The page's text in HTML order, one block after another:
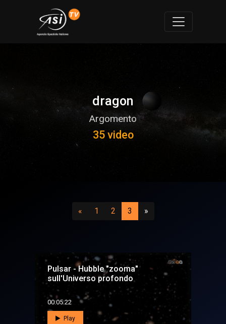
dragon
Argomento
35 video
«Precedente
1 (vai a pagina 1)
2 (vai a pagina 2)
3 (attuale)
»Successivo
Pulsar - Hubble "zooma"
sull'Universo profondo
00:05:22
Play